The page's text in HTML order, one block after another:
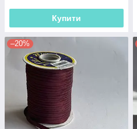
Купити
–20%